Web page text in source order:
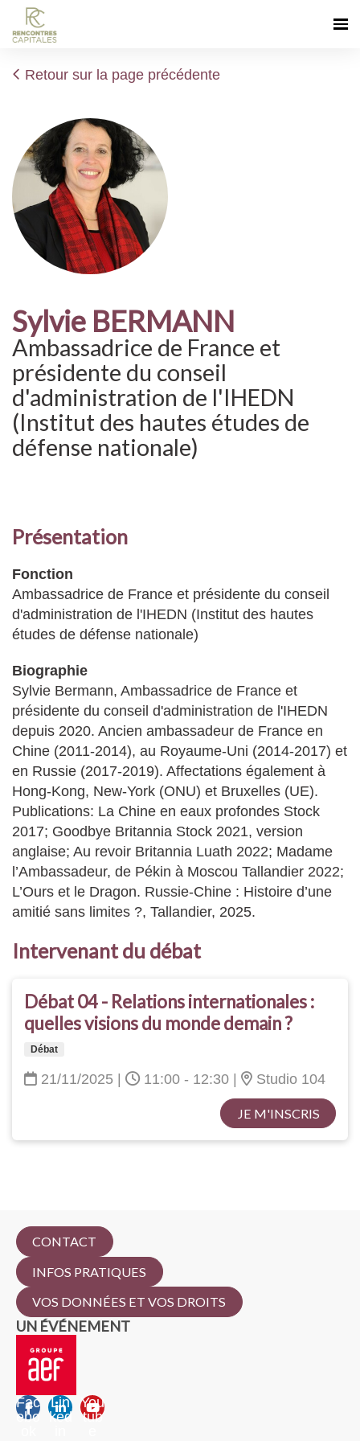
Retour sur la page précédente
Sylvie BERMANN
Ambassadrice de France et
présidente du conseil
d'administration de l'IHEDN
(Institut des hautes études de
défense nationale)
Présentation
Fonction
Ambassadrice de France et présidente du conseil
d'administration de l'IHEDN (Institut des hautes
études de défense nationale)
Biographie
Sylvie Bermann, Ambassadrice de France et
présidente du conseil d'administration de l'IHEDN
depuis 2020. Ancien ambassadeur de France en
Chine (2011-2014), au Royaume-Uni (2014-2017) et
en Russie (2017-2019). Affectations également à
Hong-Kong, New-York (ONU) et Bruxelles (UE).
Publications: La Chine en eaux profondes Stock
2017; Goodbye Britannia Stock 2021, version
anglaise; Au revoir Britannia Luath 2022; Madame
l’Ambassadeur, de Pékin à Moscou Tallandier 2022;
L’Ours et le Dragon. Russie-Chine : Histoire d’une
amitié sans limites ?, Tallandier, 2025.
Intervenant du débat
Débat 04 - Relations internationales :
quelles visions du monde demain ?
Débat
21/11/2025 11:00 - 12:30 Studio 104
JE M'INSCRIS
CONTACT
INFOS PRATIQUES
VOS DONNÉES ET VOS DROITS
UN ÉVÉNEMENT
Fac
ebo
Lin
ked
You
tub